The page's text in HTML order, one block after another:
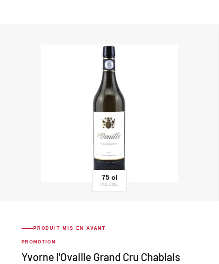
75 cl
VOLUME
PRODUIT MIS EN AVANT
PROMOTION
Yvorne l'Ovaille Grand Cru Chablais